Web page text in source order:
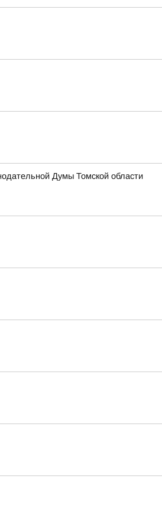
Думы Томской области